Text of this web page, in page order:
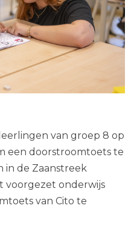
van groep 8 op
een doorstroomtoets te
in de Zaanstreek
voorgezet onderwijs
van Cito te